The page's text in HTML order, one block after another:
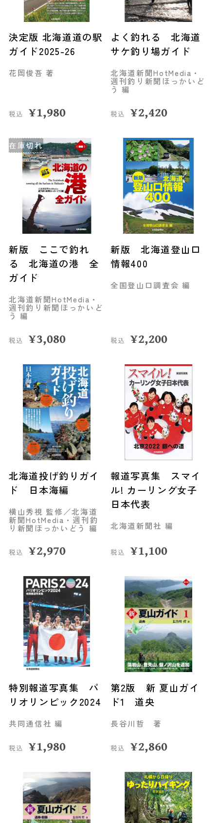
決定版 北海道道の駅
ガイド2025-26
花岡俊吾 著
税込 ¥1,980
よく釣れる 北海道
サケ釣り場ガイド
北海道新聞HotMedia・
週刊釣り新聞ほっかいど
う 編
税込 ¥2,420
在庫切れ
新版 ここで釣れ
る 北海道の港 全
ガイド
北海道新聞HotMedia・
週刊釣り新聞ほっかいど
う 編
税込 ¥3,080
新版 北海道登山口
情報400
全国登山口調査会 編
税込 ¥2,200
北海道投げ釣りガイ
ド 日本海編
横山秀視 監修／北海道
新聞HotMedia・週刊釣
り新聞ほっかいどう 編
税込 ¥2,970
報道写真集 スマイ
ル! カーリング女子
日本代表
北海道新聞社 編
税込 ¥1,100
特別報道写真集 パ
リオリンピック2024
共同通信社 編
税込 ¥1,980
第2版 新 夏山ガイ
ド1 道央
長谷川哲 著
税込 ¥2,860